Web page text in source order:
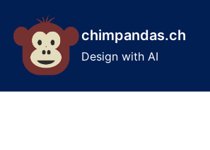
content
chimpandas.ch
Design with AI